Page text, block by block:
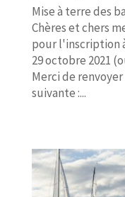
Mise à terre des
Chères et chers
pour l'inscription
29 octobre 2021
Merci de
suivante :...